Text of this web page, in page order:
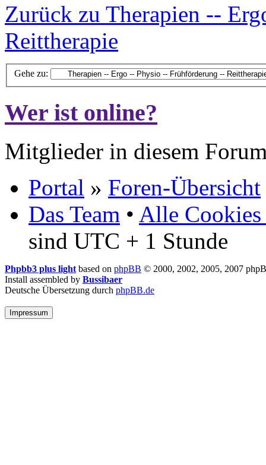
Zurück zu Therapien --
Reittherapie
Gehe zu:
Wer ist online?
Mitglieder in diesem
Portal » Foren-Übersicht
Das Team • Alle Cookies
sind UTC + 1 Stunde
Phpbb3 plus light based on phpBB © 2000, 2002, 2005, 2007
Install assembled by Bussibaer
Deutsche Übersetzung durch phpBB.de